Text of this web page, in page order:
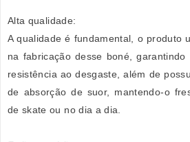
Alta qualidade:
A qualidade é fundamental, o produto
na fabricação desse boné,
resistência ao desgaste, além de
de absorção de suor, mantendo-o
de skate ou no dia a dia.